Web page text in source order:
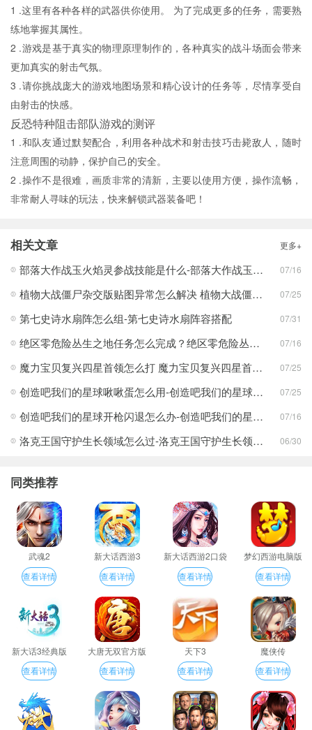
1 .这里有各种各样的武器供你使用。 为了完成更多的任务，需要熟
练地掌握其属性。
2 .游戏是基于真实的物理原理制作的，各种真实的战斗场面会带来
更加真实的射击气氛。
3 .请你挑战庞大的游戏地图场景和精心设计的任务等，尽情享受自
由射击的快感。
反恐特种阻击部队游戏的测评
1 .和队友通过默契配合，利用各种战术和射击技巧击毙敌人，随时
注意周围的动静，保护自己的安全。
2 .操作不是很难，画质非常的清新，主要以使用方便，操作流畅，
非常耐人寻味的玩法，快来解锁武器装备吧！
相关文章 更多+
部落大作战玉火焰灵参战技能是什么-部落大作战玉火焰灵参战技能合集 07/16
植物大战僵尸杂交版贴图异常怎么解决 植物大战僵尸杂交版贴图异常教程 07/25
第七史诗水扇阵怎么组-第七史诗水扇阵容搭配 07/31
绝区零危险丛生之地任务怎么完成？绝区零危险丛生之地任务完成攻略 07/16
魔力宝贝复兴四星首领怎么打 魔力宝贝复兴四星首领打法合集 07/25
创造吧我们的星球啾啾蛋怎么用-创造吧我们的星球啾啾蛋使用攻略 07/25
创造吧我们的星球开枪闪退怎么办-创造吧我们的星球开枪闪退合集 07/16
洛克王国守护生长领域怎么过-洛克王国守护生长领域通关攻略 06/30
同类推荐
武魂2
查看详情
新大话西游3
查看详情
新大话西游2口袋
版
查看详情
梦幻西游电脑版
查看详情
新大话3经典版
查看详情
大唐无双官方版
查看详情
天下3
查看详情
魔侠传
查看详情